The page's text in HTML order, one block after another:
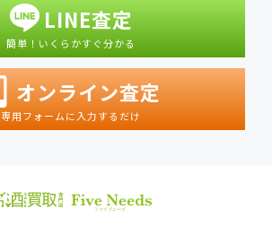
LINE査定
簡単！いくらかすぐ分かる
オンライン査定
専用フォームに入力するだけ